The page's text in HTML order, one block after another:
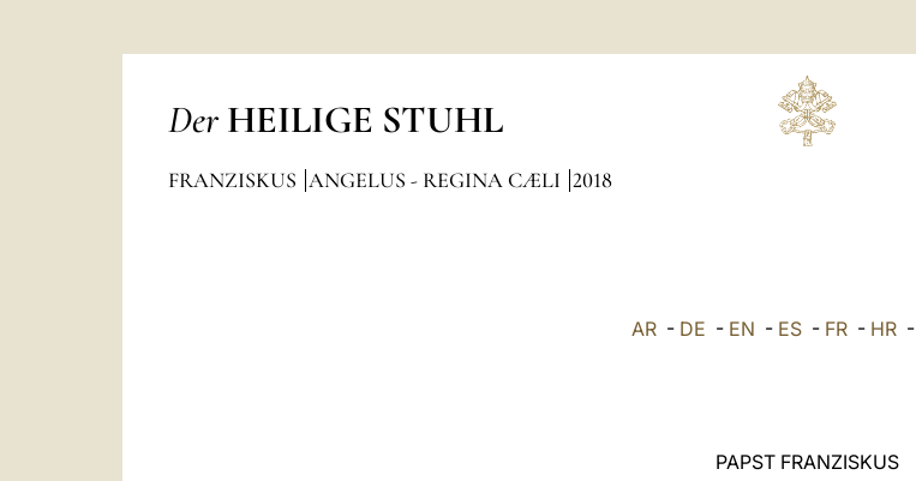
Der HEILIGE STUHL
FRANZISKUS ANGELUS - REGINA CÆLI 2018
AR- DE - EN - ES- FR- HR-
PAPST FRANZISKUS